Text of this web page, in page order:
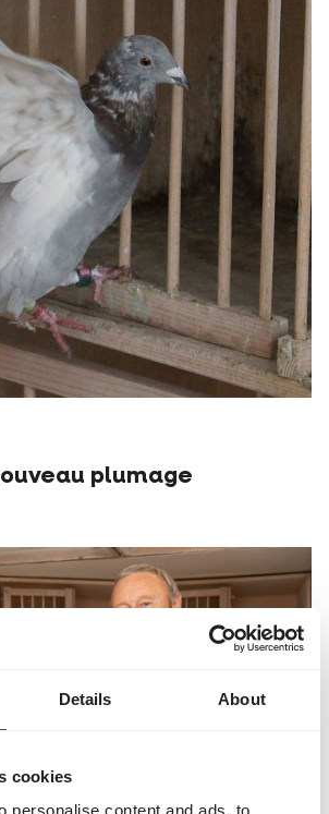
Details About
cookies
personalise content and ads, to
plumage